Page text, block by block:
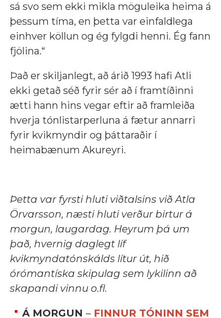
sá svo sem ekki mikla möguleika heima á
þessum tíma, en þetta var einfaldlega
einhver köllun og ég fylgdi henni. Ég fann
fjölina.“
Það er skiljanlegt, að árið 1993 hafi Atli
ekki getað séð fyrir sér að í framtíðinni
ætti hann hins vegar eftir að framleiða
hverja tónlistarperluna á fætur annarri
fyrir kvikmyndir og þáttaraðir í
heimabænum Akureyri.
Þetta var fyrsti hluti viðtalsins við Atla
Örvarsson, næsti hluti verður birtur á
morgun, laugardag. Heyrum þá um
það, hvernig daglegt líf
kvikmyndatónskálds lítur út, hið
órómantíska skipulag sem lykilinn að
skapandi vinnu o.fl.
Á MORGUN – FINNUR TÓNINN SEM